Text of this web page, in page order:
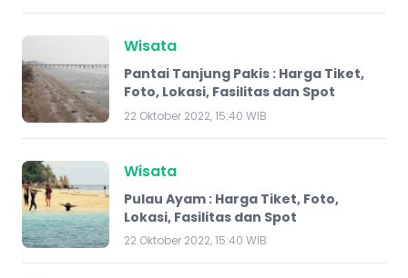
Wisata
Pantai Tanjung Pakis : Harga Tiket,
Foto, Lokasi, Fasilitas dan Spot
22 Oktober 2022, 15:40 WIB
Wisata
Pulau Ayam : Harga Tiket, Foto,
Lokasi, Fasilitas dan Spot
22 Oktober 2022, 15:40 WIB